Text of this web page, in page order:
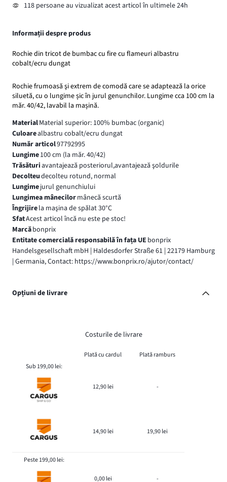
118 persoane au vizualizat acest articol în ultimele 24h
Informații despre produs
Rochie din tricot de bumbac cu fire cu flameuri albastru
cobalt/ecru dungat
Rochie frumoasă şi extrem de comodă care se adaptează la orice
siluetă, cu o lungime șic în jurul genunchilor. Lungime cca 100 cm la
măr. 40/42, lavabil la mașină.
MaterialMaterial superior: 100% bumbac (organic)
Culoarealbastru cobalt/ecru dungat
Număr articol97792995
Lungime100 cm (la măr. 40/42)
Trăsăturiavantajează posteriorul,avantajează şoldurile
Decolteudecolteu rotund, normal
Lungimejurul genunchiului
Lungimea mânecilormânecă scurtă
Îngrijirela maşina de spălat 30°C
SfatAcest articol încă nu este pe stoc!
Marcăbonprix
Entitate comercială responsabilă în fața UE bonprix
Handelsgesellschaft mbH | Haldesdorfer Straße 61 | 22179 Hamburg
| Germania, Contact: https://www.bonprix.ro/ajutor/contact/
Opțiuni de livrare
Costurile de livrare
Plată cu cardul
Plată ramburs
Sub 199,00 lei:
12,90 lei -
14,90 lei 19,90 lei
Peste 199,00 lei:
0,00 lei -